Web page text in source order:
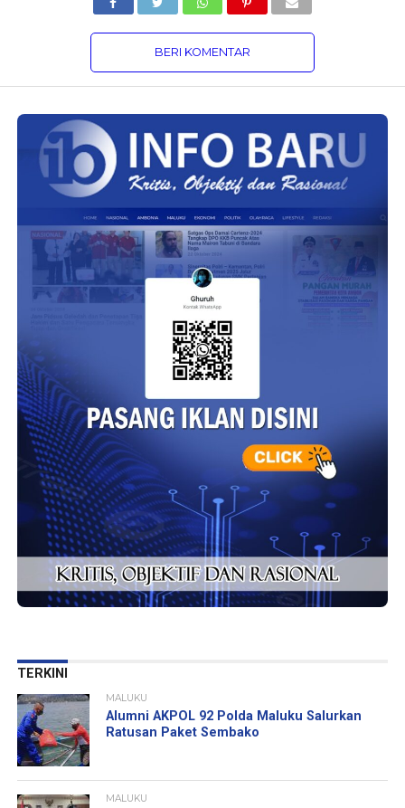
BERI KOMENTAR
TERKINI
MALUKU
Alumni AKPOL 92 Polda Maluku Salurkan
Ratusan Paket Sembako
MALUKU